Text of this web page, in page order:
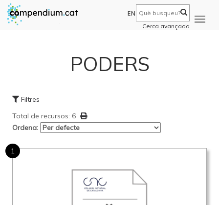
EN
Cerca avançada
PODERS
Filtres
Total de recursos: 6
Ordena:
1